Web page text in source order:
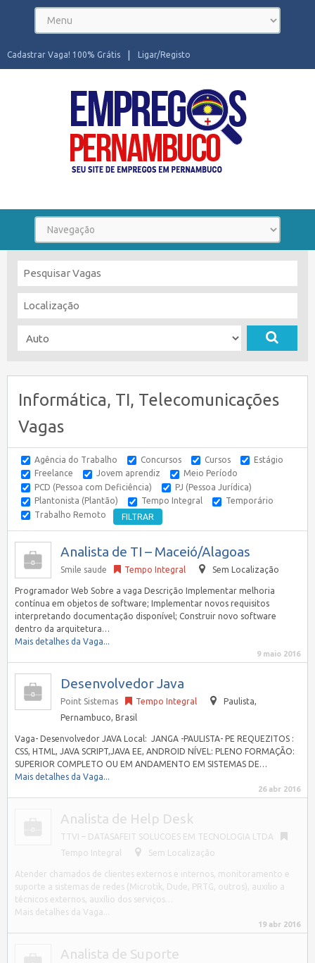
Ligar/Registo
Cadastrar Vaga! 100% Grátis
Informática, TI, Telecomunicações
Vagas
Agência do Trabalho Concursos Cursos
Estágio
Freelance
Jovem aprendiz
Meio Período
PCD (Pessoa com Deficiência)
PJ (Pessoa Jurídica)
Plantonista (Plantão)
Tempo Integral
Temporário
Trabalho Remoto
Analista de TI – Maceió/Alagoas
Smile saude Tempo Integral Sem Localização
Programador Web Sobre a vaga Descrição Implementar melhoria
contínua em objetos de software; Implementar novos requisitos
interpretando documentação disponível; Construir novo software
dentro da arquitetura…
Mais detalhes da Vaga...
9 maio 2016
Desenvolvedor Java
Point Sistemas Tempo Integral Paulista
Pernambuco, Brasil
Vaga- Desenvolvedor JAVA Local: JANGA -PAULISTA- PE REQUEZITOS :
CSS, HTML, JAVA SCRIPT,JAVA EE, ANDROID NÍVEL: PLENO FORMAÇÃO:
SUPERIOR COMPLETO OU EM ANDAMENTO EM SISTEMAS DE…
Mais detalhes da Vaga...
26 abr 2016
Analista de Help Desk
TTVI – DATASAFEIT SOLUCOES EM TECNOLOGIA LTDA
Tempo Integral
Sem Localização
Atender chamados de clientes externos e internos, monitoramento e
suporte a sistemas de redes (Microtik, Dude, PRTG, outros), auxilio a
técnicos externos, auxílio dos serviços…
Mais detalhes da Vaga...
19 abr 2016
Analista de Suporte